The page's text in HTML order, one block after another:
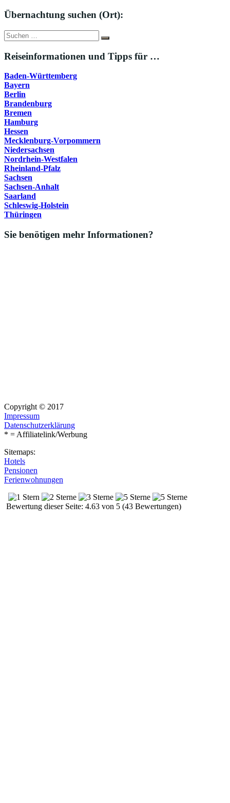
Übernachtung suchen (Ort):
Suche
nach:
Suchen
Reiseinformationen und Tipps für …
Baden-Württemberg
Bayern
Berlin
Brandenburg
Bremen
Hamburg
Hessen
Mecklenburg-Vorpommern
Niedersachsen
Nordrhein-Westfalen
Rheinland-Pfalz
Sachsen
Sachsen-Anhalt
Saarland
Schleswig-Holstein
Thüringen
Sie benötigen mehr Informationen?
Copyright © 2017
Impressum
Datenschutzerklärung
* = Affiliatelink/Werbung
Sitemaps:
Hotels
Pensionen
Ferienwohnungen
Bewertung dieser Seite: 4.63 von 5 (43 Bewertungen)